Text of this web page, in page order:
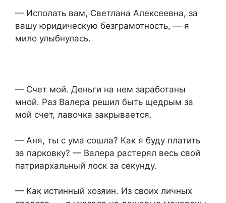
— Исполать вам, Светлана Алексеевна, за
вашу юридическую безграмотность, — я
мило улыбнулась.
— Счет мой. Деньги на нем заработаны
мной. Раз Валера решил быть щедрым за
мой счет, лавочка закрывается.
— Аня, ты с ума сошла? Как я буду платить
за парковку? — Валера растерял весь свой
патриархальный лоск за секунду.
— Как истинный хозяин. Из своих личных